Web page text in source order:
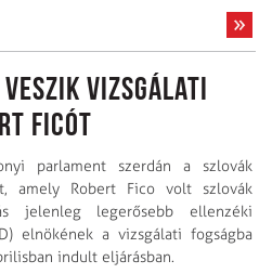
veszik vizsgálati
Ficót
parlament szerdán a szlovák
amely Robert Fico volt szlovák
jelenleg legerősebb ellenzéki
elnökének a vizsgálati fogságba
indult eljárásban.